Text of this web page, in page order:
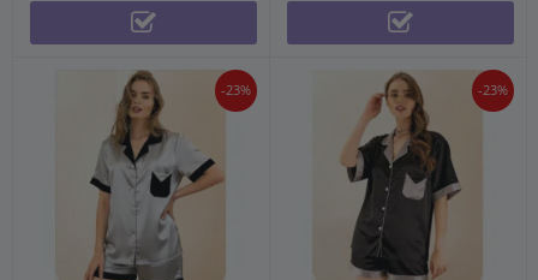
-23% -23%